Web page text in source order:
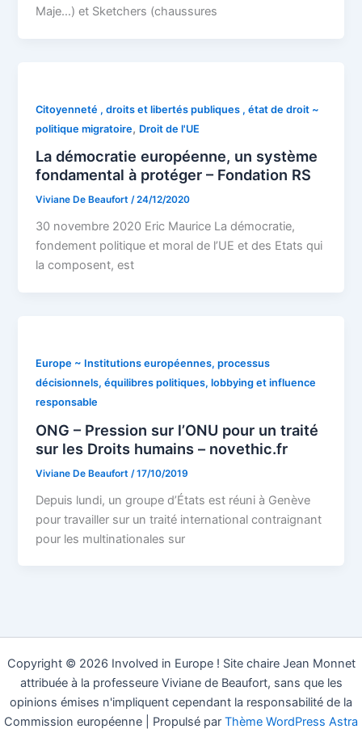
Maje…) et Sketchers (chaussures
Citoyenneté , droits et libertés publiques , état de droit ~
politique migratoire, Droit de l'UE
La démocratie européenne, un système
fondamental à protéger – Fondation RS
Viviane De Beaufort/24/12/2020
30 novembre 2020 Eric Maurice La démocratie,
fondement politique et moral de l’UE et des Etats qui
la composent, est
Europe ~ Institutions européennes, processus
décisionnels, équilibres politiques, lobbying et influence
responsable
ONG – Pression sur l’ONU pour un traité
sur les Droits humains – novethic.fr
Viviane De Beaufort /17/10/2019
Depuis lundi, un groupe d’États est réuni à Genève
pour travailler sur un traité international contraignant
pour les multinationales sur
Copyright © 2026 Involved in Europe ! Site chaire Jean Monnet
attribuée à la professeure Viviane de Beaufort, sans que les
opinions émises n'impliquent cependant la responsabilité de la
Commission européenne | Propulsé par Thème WordPress Astra